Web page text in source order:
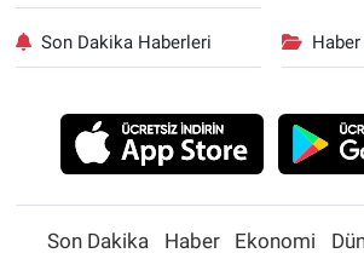
Son Dakika Haberleri
Son Dakika Haber Ekonomi